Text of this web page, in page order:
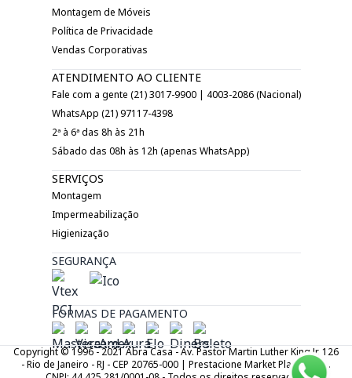
Montagem de Móveis
Política de Privacidade
Vendas Corporativas
ATENDIMENTO AO CLIENTE
Fale com a gente (21) 3017-9900 | 4003-2086 (Nacional)
WhatsApp (21) 97117-4398
2ª à 6ª das 8h às 21h
Sábado das 08h às 12h (apenas WhatsApp)
SERVIÇOS
Montagem
Impermeabilização
Higienização
SEGURANÇA
FORMAS DE PAGAMENTO
Copyright © 1996 - 2021 Abra Casa - Av. Pastor Martin Luther King Jr. 126
- Rio de Janeiro - RJ - CEP 20765-000 | Prestacione Market Place LTDA.